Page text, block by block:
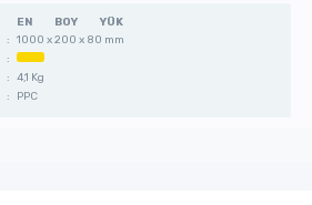
EN BOY
YÜK
: 1000 x 200 x 80 mm
:
: 4,1 Kg
: PPC